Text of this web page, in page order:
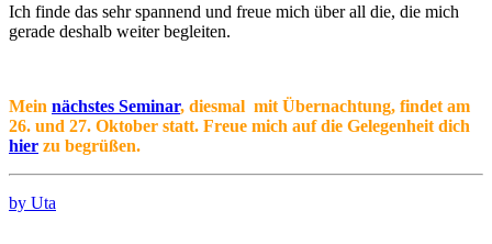
Ich finde das sehr spannend und freue mich über all die, die mich
gerade deshalb weiter begleiten.
Mein nächstes Seminar, diesmal mit Übernachtung, findet am
26. und 27. Oktober statt. Freue mich auf die Gelegenheit dich
hier zu begrüßen.
by Uta